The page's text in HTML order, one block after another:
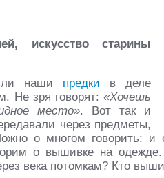
искусство старины
наши предки в деле
Не зря говорят: «Хочешь
место». Вот так и
через предметы,
о многом говорить: и
о вышивке на
века потомкам? Кто